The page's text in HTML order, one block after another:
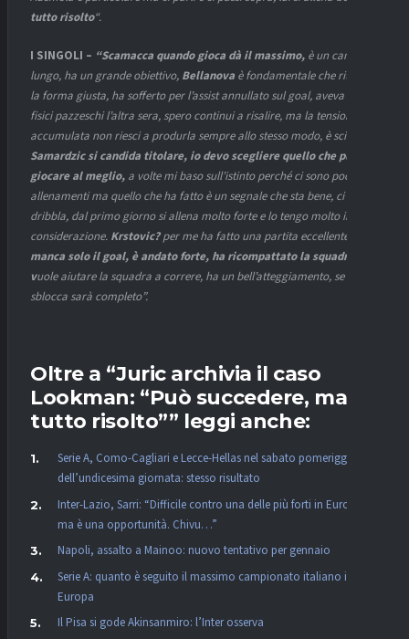
tutto risolto“.
I SINGOLI – “Scamacca quando gioca dà il massimo, è un cammino
lungo, ha un grande obiettivo, Bellanova è fondamentale che ritrovi
la forma giusta, ha sofferto per l’assist annullato sul goal, aveva dati
fisici pazzeschi l’altra sera, spero continui a risalire, ma la tensione
accumulata non riesci a produrla sempre allo stesso modo, è scienza
Samardzic si candida titolare, io devo scegliere quello che può
giocare al meglio, a volte mi baso sull’istinto perché ci sono pochi
allenamenti ma quello che ha fatto è un segnale che sta bene, ci prova,
dribbla, dal primo giorno si allena molto forte e lo tengo molto in
considerazione. Krstovic?per me ha fatto una partita eccellente,
manca solo il goal, è andato forte, ha ricompattato la squadra,
vuole aiutare la squadra a correre, ha un bell’atteggiamento, se si
sblocca sarà completo”.
Oltre a “Juric archivia il caso
Lookman: “Può succedere, ma è
tutto risolto”” leggi anche:
Serie A, Como-Cagliari e Lecce-Hellas nel sabato pomeriggio
dell’undicesima giornata: stesso risultato
Inter-Lazio, Sarri: “Difficile contro una delle più forti in Europa
ma è una opportunità. Chivu…”
Napoli, assalto a Mainoo: nuovo tentativo per gennaio
Serie A: quanto è seguito il massimo campionato italiano in
Europa
Il Pisa si gode Akinsanmiro: l’Inter osserva